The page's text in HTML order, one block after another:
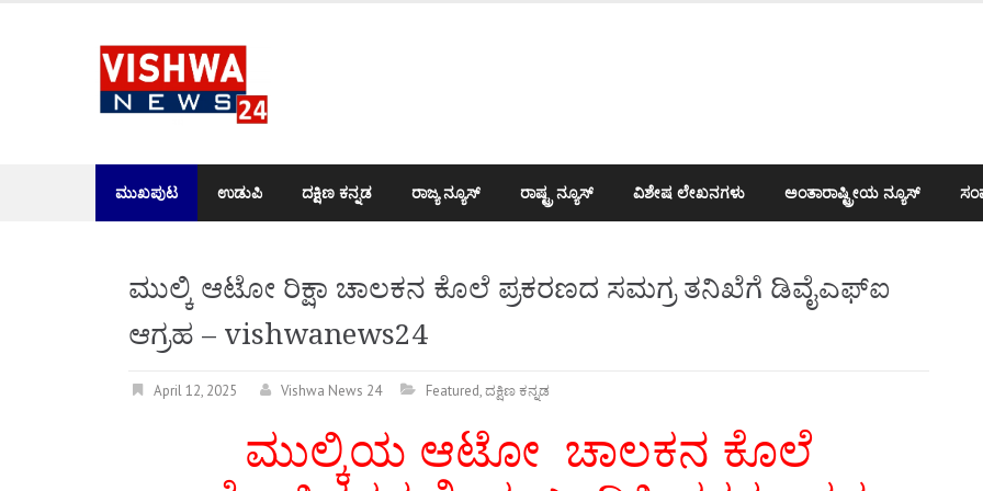
ಮುಖಪುಟ ಉಡುಪಿ ದಕ್ಷಿಣ ಕನ್ನಡ ರಾಜ್ಯ ನ್ಯೂಸ್ ರಾಷ್ಟ್ರ ನ್ಯೂಸ್ ವಿಶೇಷ ಲೇಖನಗಳು ಅಂತಾರಾಷ್ಟ್ರೀಯ ನ್ಯೂಸ್
ಮುಲ್ಕಿ ಆಟೋ ರಿಕ್ಷಾ ಚಾಲಕನ ಕೊಲೆ ಪ್ರಕರಣದ ಸಮಗ್ರ ತನಿಖೆಗೆ ಡಿವೈಎಫ್ಐ
ಆಗ್ರಹ – vishwanews24
April 12, 2025 Vishwa News 24 Featured,ದಕ್ಷಿಣ ಕನ್ನಡ
ಮುಲ್ಕಿಯ ಆಟೋ ಚಾಲಕನ ಕೊಲೆ